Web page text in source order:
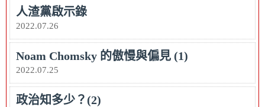
人渣黨啟示錄
2022.07.26
Noam Chomsky 的傲慢與偏見 (1)
2022.07.25
政治知多少？(2)